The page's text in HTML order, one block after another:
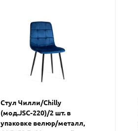
Стул Чилли/Chilly
(мод.JSC-220)/2 шт. в
упаковке велюр/металл,